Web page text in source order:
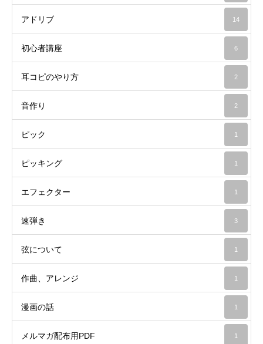
アドリブ 14
初心者講座 6
耳コピのやり方 2
音作り 2
ピック 1
ピッキング 1
エフェクター 1
速弾き 3
弦について 1
作曲、アレンジ 1
漫画の話 1
メルマガ配布用PDF 1